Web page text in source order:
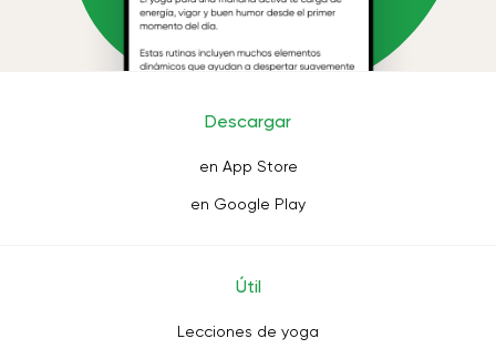
Descargar
en App Store
en Google Play
Útil
Lecciones de yoga